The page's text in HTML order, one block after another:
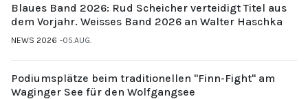
Blaues Band 2026: Rud Scheicher verteidigt Titel aus
dem Vorjahr. Weisses Band 2026 an Walter Haschka
NEWS 2026 05.AUG.
Podiumsplätze beim traditionellen "Finn-Fight" am
Waginger See für den Wolfgangsee